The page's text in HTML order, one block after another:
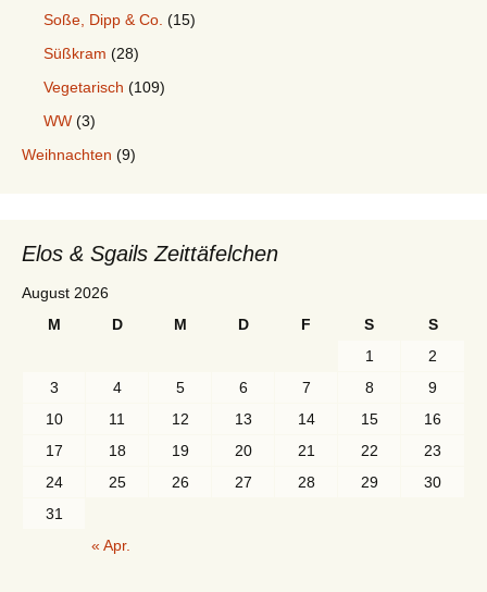
Soße, Dipp & Co. (15)
Süßkram (28)
Vegetarisch (109)
WW (3)
Weihnachten (9)
Elos & Sgails Zeittäfelchen
August 2026
M
D M D F S
S
1
2
3
4 5 6 7 8
9
10
11 12 13 14 15
16
17
18 19 20 21 22
23
24
25 26 27 28 29
30
31
« Apr.